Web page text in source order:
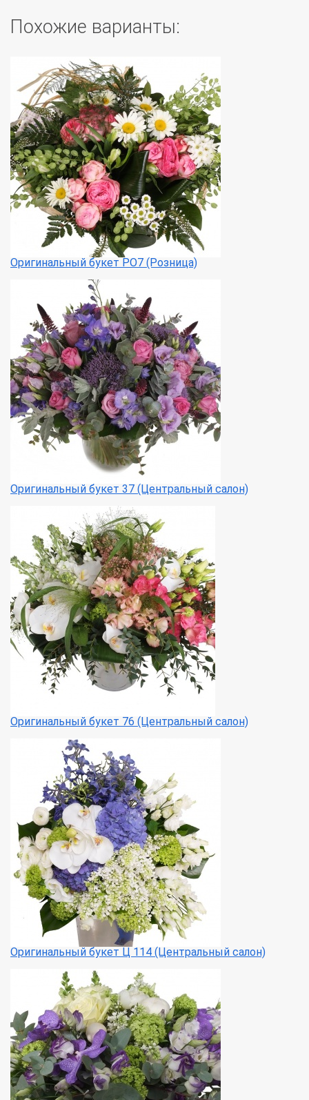
Похожие варианты:
Оригинальный букет РО7 (Розница)
Оригинальный букет 37 (Центральный салон)
Оригинальный букет 76 (Центральный салон)
Оригинальный букет Ц 114 (Центральный салон)